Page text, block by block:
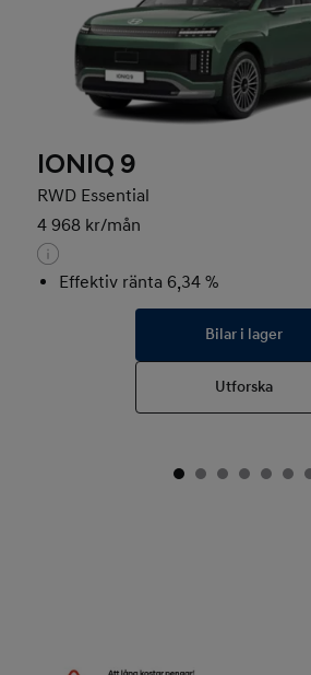
IONIQ 9
RWD Essential
4 968 kr/mån
Effektiv ränta 6,34 %
Bilar i lager
Utforska